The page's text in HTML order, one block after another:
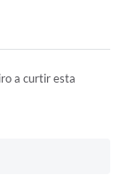
a curtir esta